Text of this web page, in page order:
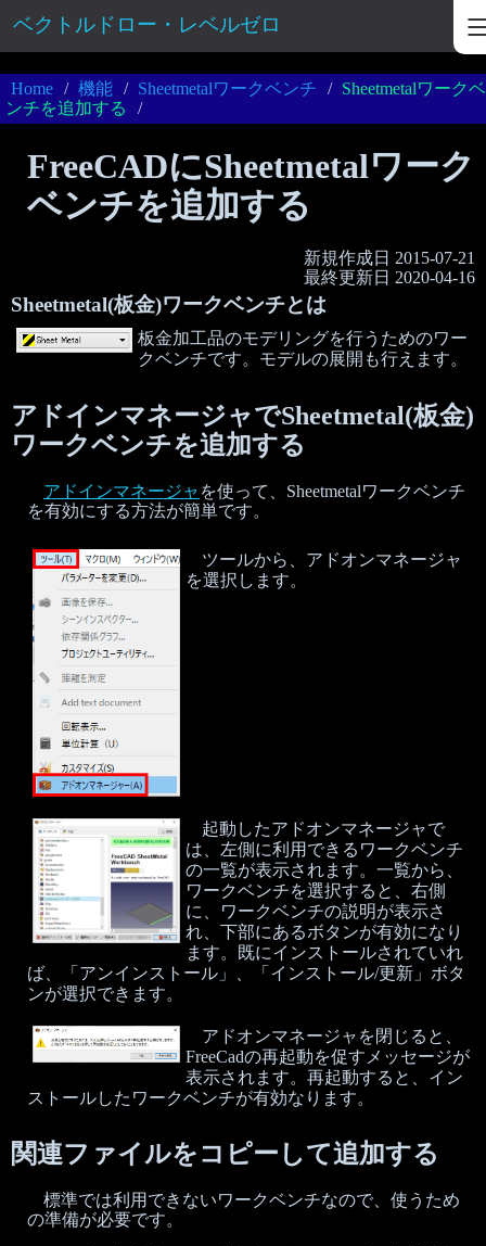
ベクトルドロー・レベルゼロ
Home 機能 Sheetmetalワークベンチ
Sheetmetalワークベ
ンチを追加する
FreeCADにSheetmetalワーク
ベンチを追加する
新規作成日 2015-07-21
最終更新日 2020-04-16
Sheetmetal(板金)ワークベンチとは
板金加工品のモデリングを行うためのワー
クベンチです。モデルの展開も行えます。
アドインマネージャでSheetmetal(板金)
ワークベンチを追加する
アドインマネージャ を使って、Sheetmetalワークベンチ
を有効にする方法が簡単です。
ツールから、アドオンマネージャ
を選択します。
起動したアドオンマネージャで
は、左側に利用できるワークベンチ
の一覧が表示されます。一覧から、
ワークベンチを選択すると、右側
に、ワークベンチの説明が表示さ
れ、下部にあるボタンが有効になり
ます。既にインストールされていれ
ば、「アンインストール」、「インストール/更新」ボタ
ンが選択できます。
アドオンマネージャを閉じると、
FreeCadの再起動を促すメッセージが
表示されます。再起動すると、イン
ストールしたワークベンチが有効なります。
関連ファイルをコピーして追加する
標準では利用できないワークベンチなので、使うため
の準備が必要です。